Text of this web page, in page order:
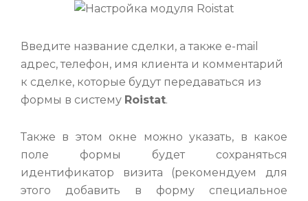
Введите название сделки, а также e-mail
адрес, телефон, имя клиента и комментарий
к сделке, которые будут передаваться из
формы в систему Roistat.
Также в этом окне можно указать, в какое
поле формы будет сохраняться
идентификатор визита (рекомендуем для
этого добавить в форму специальное